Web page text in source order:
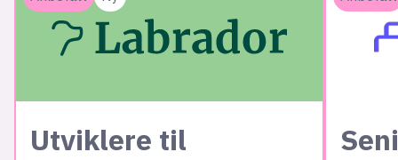
Utviklere til